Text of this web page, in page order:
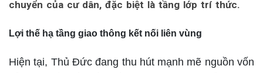
chuyển của cư dân, đặc biệt là tầng lớp trí thức.
Lợi thế hạ tầng giao thông kết nối liên vùng
Hiện tại, Thủ Đức đang thu hút mạnh mẽ nguồn vốn